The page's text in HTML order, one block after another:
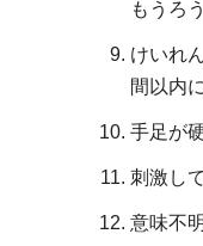
もうろ
けいれ
間以内
手足が
刺激し
意味不